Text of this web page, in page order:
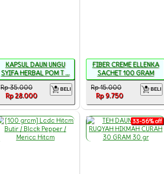
KAPSUL DAUN UNGU
SYIFA HERBAL POM T ...
Rp 35.000
Rp 28.000
BELI
FIBER CREME ELLENKA
SACHET 100 GRAM
Rp 15.000
Rp 9.750
BELI
33-56% off